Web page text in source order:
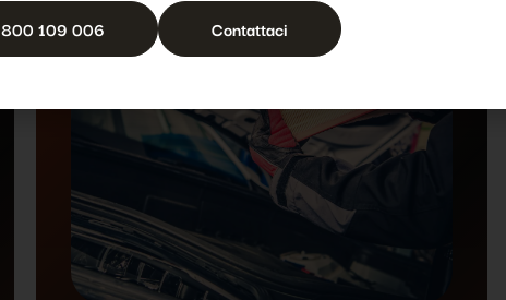
800 109 006 Contattaci